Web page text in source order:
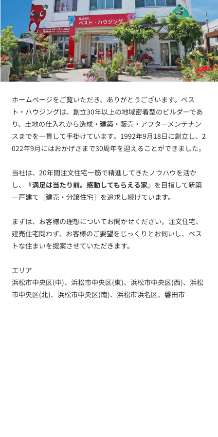
ホームページをご覧いただき、ありがとうございます。ベス
ト・ハウジングは、創立30年以上の地域密着型のビルダーであ
り、土地の仕入れから造成・建築・販売・アフターメンテナン
スまでを一貫して手掛けています。1992年9月18日に創立し、2
022年9月にはおかげさまで30周年を迎えることができました。
当社は、20年間注文住宅一筋で精進してきたノウハウを活か
し、
『満足は当たり前。感動してもらえる家』 を目指して新築
一戸建て［建売・分譲住宅］を追求し続けています。
まずは、お客様の理想についてお聞かせください。注文住宅、
建売住宅問わず、お客様のご要望をじっくりとお伺いし、ベス
トな住まいを提案させていただきます。
エリア
浜松市中央区(中)、浜松市中央区(東)、浜松市中央区(西)、浜松
市中央区(北)、浜松市中央区(南)、浜松市浜名区、磐田市